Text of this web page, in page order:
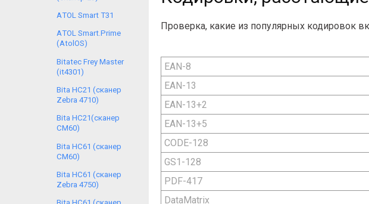
АTOL Smart T31
АTOL Smart.Prime
(AtolOS)
Bitatec Frey Master
(it4301)
Bita HC21 (сканер
Zebra 4710)
Bita HC21(сканер
CM60)
Bita HC61 (сканер
CM60)
Bita HC61 (сканер
Zebra 4750)
Проверка, какие из популярных кодировок
EAN-8
EAN-13
EAN-13+2
EAN-13+5
CODE-128
GS1-128
PDF-417
DataMatrix